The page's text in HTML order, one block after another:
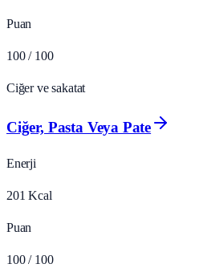
Puan
100 / 100
Ciğer ve sakatat
Ciğer, Pasta Veya Pate
Enerji
201 Kcal
Puan
100 / 100